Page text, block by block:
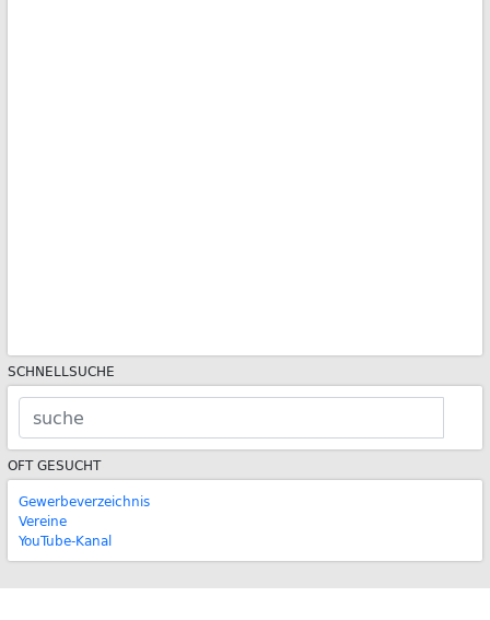
SCHNELLSUCHE
OFT GESUCHT
Gewerbeverzeichnis
Vereine
YouTube-Kanal